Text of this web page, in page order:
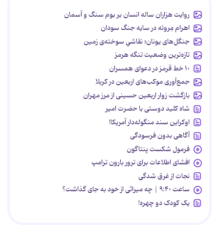
روایت هزاران ساله انسان بر بوم سنگ و آسمان
اهرام مِروئه در سایه جنگ سودان
جنگل‌های یونان؛ نقاشیِ سوخته‌ی زمین
تازه‌ترین وضعیت تنگه هرمز
۱۰ خط قرمز در دعوای همسران
جمع‌آوری موکب‌های اربعین در کربلا
بازگشت زوار اربعین حسینی از مرز مهران
شاه کلید دوستی با حضرت امیر
اوکراین سند منگوله‌دار آمریکا!
آگاهی بدون فرسودگی
فرمول شکست پنتاگون
افشای اطلاعات برای ترور بارون ترامپ
نجات از غرق شدگی
ساعت ۹:۴۰ | چه میراثی از خود به جای گذاشت؟
یک کودک دو چهره!